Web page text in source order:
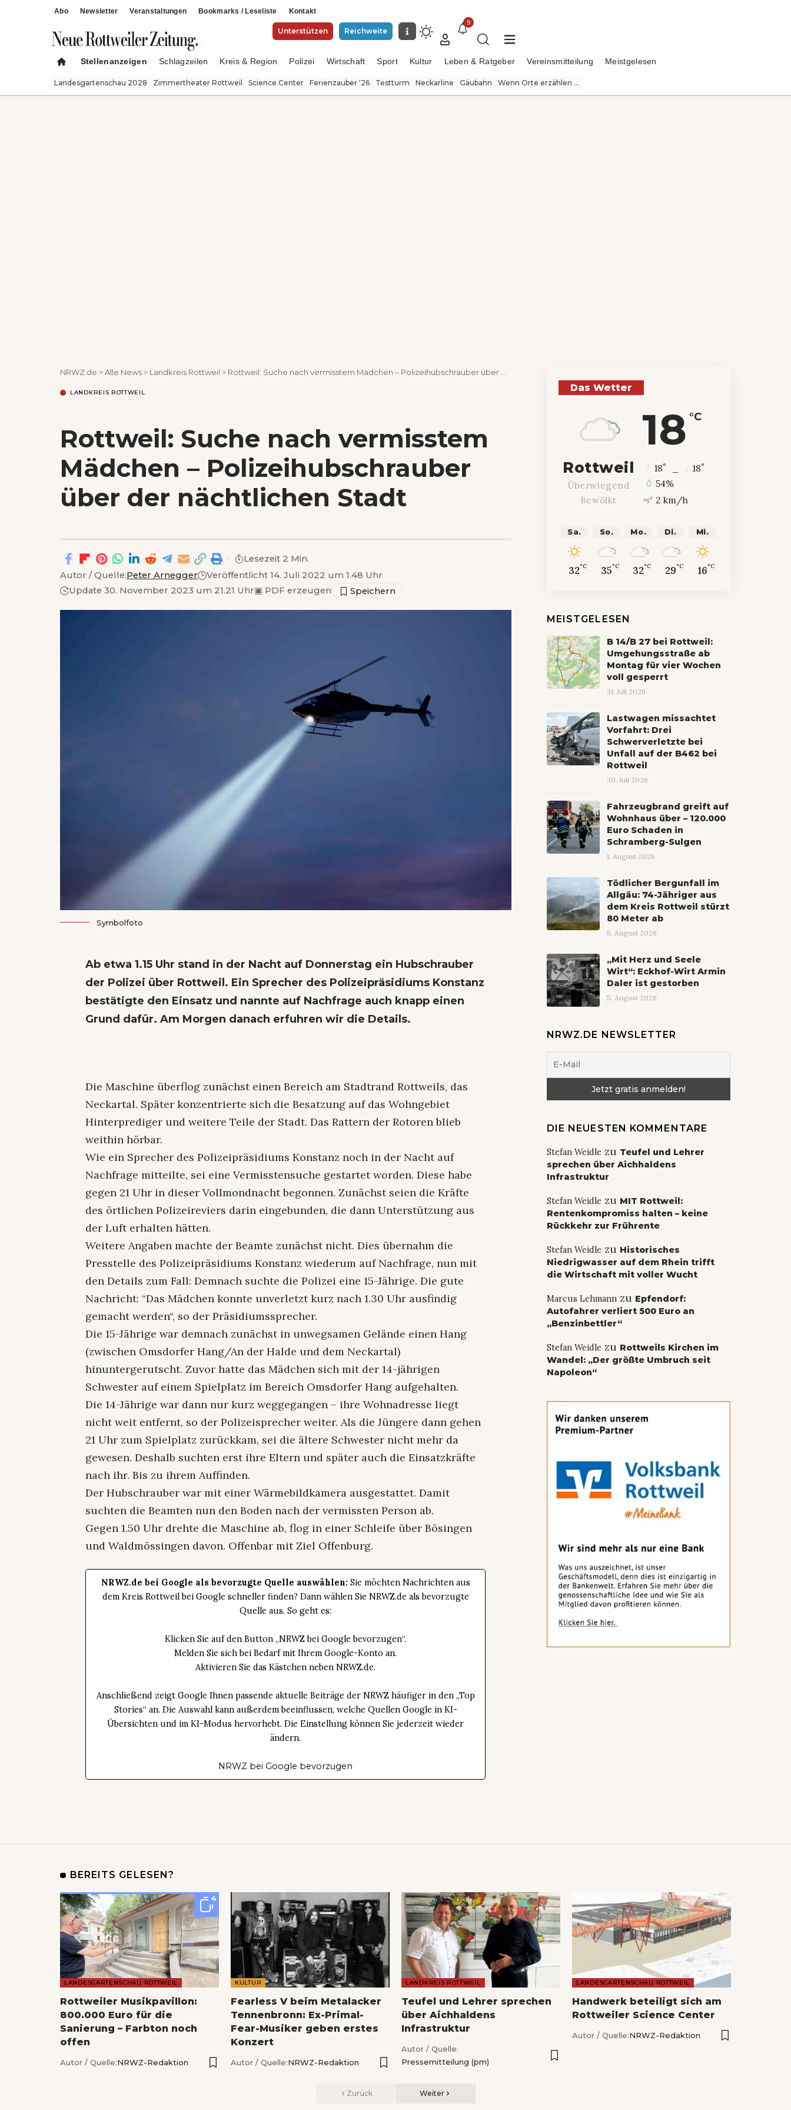
Abo Newsletter Veranstaltungen Bookmarks / Leseliste Kontakt
Unterstützen Reichweite
9
Stellenanzeigen Schlagzeilen Kreis & Region Polizei Wirtschaft Sport Kultur Leben & Ratgeber Vereinsmitteilung Meistgelesen
Landesgartenschau 2028 Zimmertheater Rottweil Science Center Ferienzauber '26 Testturm Neckarline Gäubahn Wenn Orte erzählen ...
NRWZ.de >Alle News > Landkreis Rottweil > Rottweil: Suche nach vermisstem Mädchen – Polizeihubschrauber über der nächtlichen Stadt
LANDKREIS ROTTWEIL
Rottweil: Suche nach vermisstem
Mädchen – Polizeihubschrauber
über der nächtlichen Stadt
Autor / Quelle:Peter Arnegger
Veröffentlicht 14. Juli 2022 um 1.48 Uhr
Update 30. November 2023 um 21.21 Uhr▣ PDF erzeugen
Lesezeit 2 Min.
Symbolfoto
Ab etwa 1.15 Uhr stand in der Nacht auf Donnerstag ein Hubschrauber
der Polizei über Rottweil. Ein Sprecher des Polizeipräsidiums Konstanz
bestätigte den Einsatz und nannte auf Nachfrage auch knapp einen
Grund dafür. Am Morgen danach erfuhren wir die Details.
Die Maschine überflog zunächst einen Bereich am Stadtrand Rottweils, das
Neckartal. Später konzentrierte sich die Besatzung auf das Wohngebiet
Hinterprediger und weitere Teile der Stadt. Das Rattern der Rotoren blieb
weithin hörbar.
Wie ein Sprecher des Polizeipräsidiums Konstanz noch in der Nacht auf
Nachfrage mitteilte, sei eine Vermisstensuche gestartet worden. Diese habe
gegen 21 Uhr in dieser Vollmondnacht begonnen. Zunächst seien die Kräfte
des örtlichen Polizeireviers darin eingebunden, die dann Unterstützung aus
der Luft erhalten hätten.
Weitere Angaben machte der Beamte zunächst nicht. Dies übernahm die
Presstelle des Polizeipräsidiums Konstanz wiederum auf Nachfrage, nun mit
den Details zum Fall: Demnach suchte die Polizei eine 15-Jährige. Die gute
Nachricht: “Das Mädchen konnte unverletzt kurz nach 1.30 Uhr ausfindig
gemacht werden“, so der Präsidiumssprecher.
Die 15-Jährige war demnach zunächst in unwegsamen Gelände einen Hang
(zwischen Omsdorfer Hang/An der Halde und dem Neckartal)
hinuntergerutscht. Zuvor hatte das Mädchen sich mit der 14-jährigen
Schwester auf einem Spielplatz im Bereich Omsdorfer Hang aufgehalten.
Die 14-Jährige war dann nur kurz weggegangen – ihre Wohnadresse liegt
nicht weit entfernt, so der Polizeisprecher weiter. Als die Jüngere dann gehen
21 Uhr zum Spielplatz zurückkam, sei die ältere Schwester nicht mehr da
gewesen. Deshalb suchten erst ihre Eltern und später auch die Einsatzkräfte
nach ihr. Bis zu ihrem Auffinden.
Der Hubschrauber war mit einer Wärmebildkamera ausgestattet. Damit
suchten die Beamten nun den Boden nach der vermissten Person ab.
Gegen 1.50 Uhr drehte die Maschine ab, flog in einer Schleife über Bösingen
und Waldmössingen davon. Offenbar mit Ziel Offenburg.
NRWZ.de bei Google als bevorzugte Quelle auswählen: Sie möchten Nachrichten aus
dem Kreis Rottweil bei Google schneller finden? Dann wählen Sie NRWZ.de als bevorzugte
Quelle aus. So geht es:
Klicken Sie auf den Button „NRWZ bei Google bevorzugen“.
Melden Sie sich bei Bedarf mit Ihrem Google-Konto an.
Aktivieren Sie das Kästchen neben NRWZ.de.
Anschließend zeigt Google Ihnen passende aktuelle Beiträge der NRWZ häufiger in den „Top
Stories“ an. Die Auswahl kann außerdem beeinflussen, welche Quellen Google in KI-
Übersichten und im KI-Modus hervorhebt. Die Einstellung können Sie jederzeit wieder
ändern.
NRWZ bei Google bevorzugen
Das Wetter
18 °C
Rottweil
Überwiegend
Bewölkt
18° 18°
54%
2 km/h
Sa.
32°C
So.
35°C
Mo.
32°C
Di.
29°C
Mi.
16°C
MEISTGELESEN
B 14/B 27 bei Rottweil:
Umgehungsstraße ab
Montag für vier Wochen
voll gesperrt
31. Juli 2026
Lastwagen missachtet
Vorfahrt: Drei
Schwerverletzte bei
Unfall auf der B462 bei
Rottweil
30. Juli 2026
Fahrzeugbrand greift auf
Wohnhaus über – 120.000
Euro Schaden in
Schramberg-Sulgen
1. August 2026
Tödlicher Bergunfall im
Allgäu: 74-Jähriger aus
dem Kreis Rottweil stürzt
80 Meter ab
5. August 2026
„Mit Herz und Seele
Wirt“: Eckhof-Wirt Armin
Daler ist gestorben
5. August 2026
NRWZ.DE NEWSLETTER
DIE NEUESTEN KOMMENTARE
Stefan Weidle zu Teufel und Lehrer
sprechen über Aichhaldens
Infrastruktur
Stefan Weidle zu MIT Rottweil:
Rentenkompromiss halten – keine
Rückkehr zur Frührente
Stefan Weidle zu Historisches
Niedrigwasser auf dem Rhein trifft
die Wirtschaft mit voller Wucht
Marcus Lehmannzu Epfendorf:
Autofahrer verliert 500 Euro an
„Benzinbettler“
Stefan Weidle zu Rottweils Kirchen im
Wandel: „Der größte Umbruch seit
Napoleon“
BEREITS GELESEN?
4
LANDESGARTENSCHAU ROTTWEIL
Rottweiler Musikpavillon:
800.000 Euro für die
Sanierung – Farbton noch
offen
Autor / Quelle:NRWZ-Redaktion
KULTUR
Fearless V beim Metalacker
Tennenbronn: Ex-Primal-
Fear-Musiker geben erstes
Konzert
Autor / Quelle:NRWZ-Redaktion
LANDKREIS ROTTWEIL
Teufel und Lehrer sprechen
über Aichhaldens
Infrastruktur
Autor / Quelle:
Pressemitteilung (pm)
LANDESGARTENSCHAU ROTTWEIL
Handwerk beteiligt sich am
Rottweiler Science Center
Autor / Quelle:NRWZ-Redaktion
Zurück Weiter